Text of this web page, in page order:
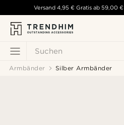
Suchen
Versand 4,95 € Gratis ab 59,00 €
Armbänder Silber Armbänder